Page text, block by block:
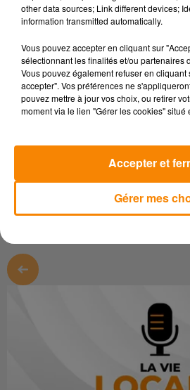
Les artistes, qu'ils soient amateurs
succéderont sur scène pour offrir
musique.
Le 21 juin, les festivités se
ouverte ainsi que la présence du
percussions, offrant une
Si vous souhaitez participer à la
other data sources; Link different devices;
information transmitted automatically.
Vous pouvez accepter en cliquant sur
sélectionnant les finalités et/ou partenaires
Vous pouvez également refuser en cliquant
accepter". Vos préférences ne
pouvez mettre à jour vos choix, ou retirer
moment via le lien "Gérer les cookies" situé
Gérer mes
Accepter et